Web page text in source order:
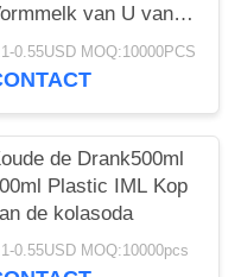
van U van
de Bellenthee de
Kop voor Juice
0.55USD MOQ:10000PCS
de Drank500ml
Plastic IML Kop
de kolasoda
0.55USD MOQ:10000pcs